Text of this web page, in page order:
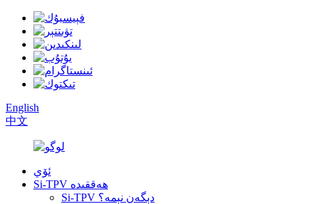
English
中文
ئۆي
Si-TPV ھەققىدە
Si-TPV دېگەن نېمە؟